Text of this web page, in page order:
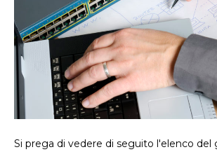
Si prega di vedere di seguito l'elenco del